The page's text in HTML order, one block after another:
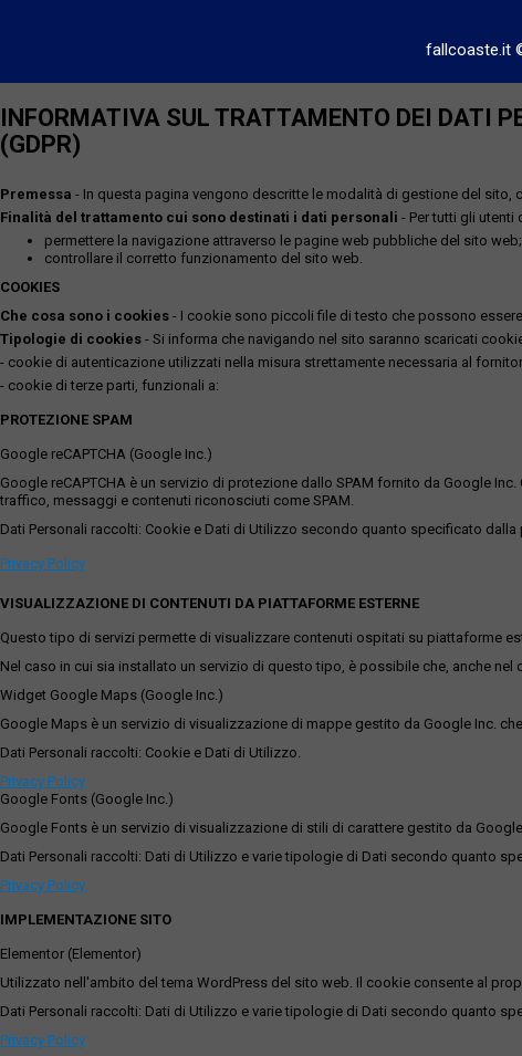
fallcoaste.it
INFORMATIVA SUL TRATTAMENTO DEI DATI
(GDPR)
Premessa - In questa pagina vengono descritte le modalità di gestione del
Finalità del trattamento cui sono destinati i dati personali - Per tutti gli
permettere la navigazione attraverso le pagine web pubbliche del sito web;
controllare il corretto funzionamento del sito web.
COOKIES
Che cosa sono i cookies - I cookie sono piccoli file di testo che possono
Tipologie di cookies - Si informa che navigando nel sito saranno scaricati
- cookie di autenticazione utilizzati nella misura strettamente necessaria al
- cookie di terze parti, funzionali a:
PROTEZIONE SPAM
Google reCAPTCHA (Google Inc.)
Google reCAPTCHA è un servizio di protezione dallo SPAM fornito da Google
traffico, messaggi e contenuti riconosciuti come SPAM.
Dati Personali raccolti: Cookie e Dati di Utilizzo secondo quanto specificato dalla
Privacy Policy
VISUALIZZAZIONE DI CONTENUTI DA PIATTAFORME ESTERNE
Questo tipo di servizi permette di visualizzare contenuti ospitati su piattaforme
Nel caso in cui sia installato un servizio di questo tipo, è possibile che, anche
Widget Google Maps (Google Inc.)
Google Maps è un servizio di visualizzazione di mappe gestito da Google Inc.
Dati Personali raccolti: Cookie e Dati di Utilizzo.
Privacy Policy
Google Fonts (Google Inc.)
Google Fonts è un servizio di visualizzazione di stili di carattere gestito da
Dati Personali raccolti: Dati di Utilizzo e varie tipologie di Dati secondo quanto
Privacy Policy
IMPLEMENTAZIONE SITO
Elementor (Elementor)
Utilizzato nell'ambito del tema WordPress del sito web. Il cookie consente al
Dati Personali raccolti: Dati di Utilizzo e varie tipologie di Dati secondo quanto
Privacy Policy